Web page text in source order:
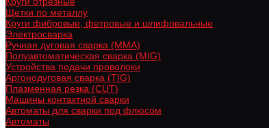
Щетки по металлу
Круги фибровые, фетровые и шлифовальные
Электросварка
Ручная дуговая сварка (MMA)
Полуавтоматическая сварка (MIG)
Устройства подачи проволоки
Аргонодуговая сварка (TIG)
Плазменная резка (CUT)
Машины контактной сварки
Автоматы для сварки под флюсом
Автоматы